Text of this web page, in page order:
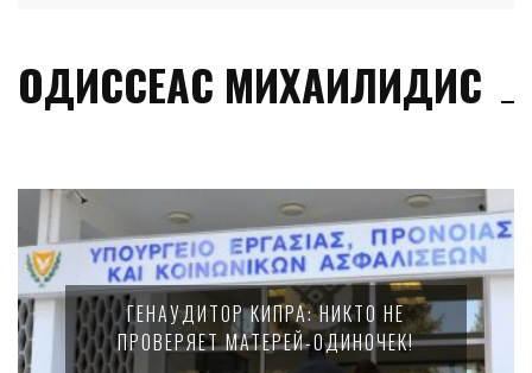
ОДИССЕАС МИХАИЛИДИС
ГЕНАУДИТОР КИПРА: НИКТО НЕ
ПРОВЕРЯЕТ МАТЕРЕЙ-ОДИНОЧЕК!